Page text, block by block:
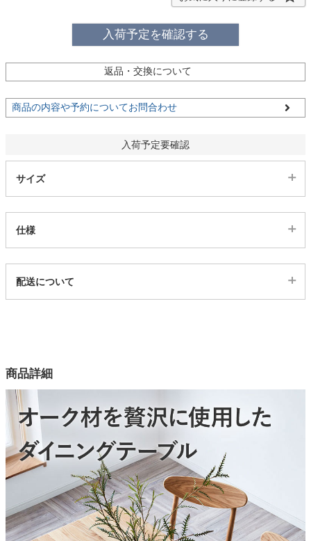
キッチン用品
家電・照明器具
インテリア雑貨
ガーデン
入荷予定を確認する
返品・交換について
商品の内容や予約についてお問合わせ
入荷予定要確認
サイズ
仕様
3003277
1色
素材
オーク無垢材
塗装
ウレタン塗装
天板厚
20mm
配送について
商品詳細